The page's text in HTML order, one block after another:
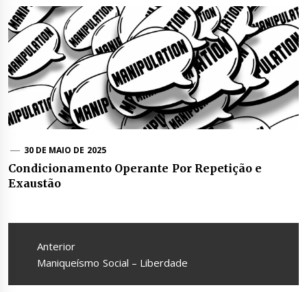
30 DE MAIO DE 2025
Condicionamento Operante Por Repetição e
Exaustão
Navegação
Post
Anterior
Anterior
Maniqueísmo Social – Liberdade